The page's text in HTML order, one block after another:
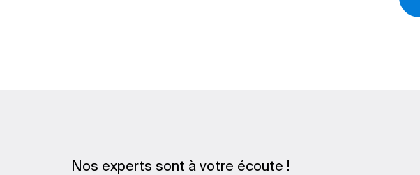
Nos experts sont à votre écoute !